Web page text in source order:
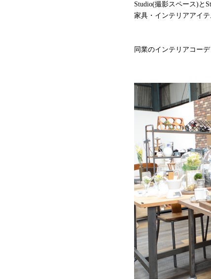
Studio(撮影スペース)と
家具・インテリアアイ
同業のインテリアコー